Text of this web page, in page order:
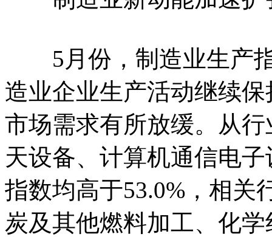
5月份，制造业生产指
造业企业生产活动继续
市场需求有所放缓。从
天设备、计算机通信电
指数均高于53.0%，相关
炭及其他燃料加工、化